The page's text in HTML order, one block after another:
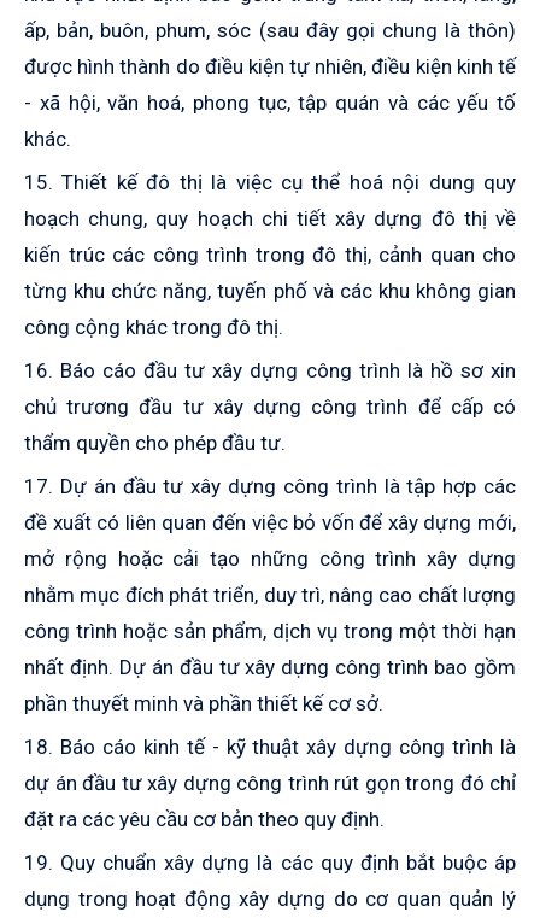
ấp, bản, buôn, phum, sóc (sau đây gọi chung là thôn)
được hình thành do điều kiện tự nhiên, điều kiện kinh tế
- xã hội, văn hoá, phong tục, tập quán và các yếu tố
khác.
15. Thiết kế đô thị là việc cụ thể hoá nội dung quy
hoạch chung, quy hoạch chi tiết xây dựng đô thị về
kiến trúc các công trình trong đô thị, cảnh quan cho
từng khu chức năng, tuyến phố và các khu không gian
công cộng khác trong đô thị.
16. Báo cáo đầu tư xây dựng công trình là hồ sơ xin
chủ trương đầu tư xây dựng công trình để cấp có
thẩm quyền cho phép đầu tư.
17. Dự án đầu tư xây dựng công trình là tập hợp các
đề xuất có liên quan đến việc bỏ vốn để xây dựng mới,
mở rộng hoặc cải tạo những công trình xây dựng
nhằm mục đích phát triển, duy trì, nâng cao chất lượng
công trình hoặc sản phẩm, dịch vụ trong một thời hạn
nhất định. Dự án đầu tư xây dựng công trình bao gồm
phần thuyết minh và phần thiết kế cơ sở.
18. Báo cáo kinh tế - kỹ thuật xây dựng công trình là
dự án đầu tư xây dựng công trình rút gọn trong đó chỉ
đặt ra các yêu cầu cơ bản theo quy định.
19. Quy chuẩn xây dựng là các quy định bắt buộc áp
dụng trong hoạt động xây dựng do cơ quan quản lý